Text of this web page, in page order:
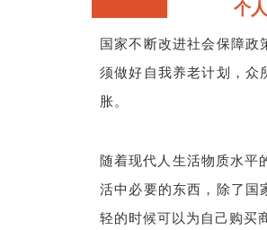
个
国家不断改进社会保障政
须做好自我养老计划，众
胀。
随着现代人生活物质水平
活中必要的东西，除了国
轻的时候可以为自己购买